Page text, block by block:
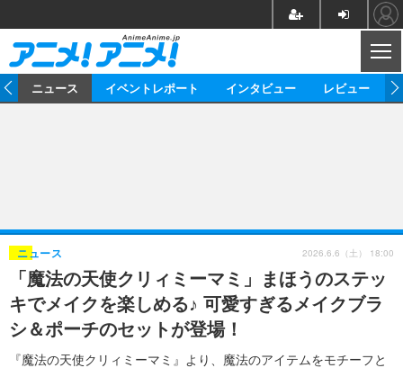
ゲーム グッズ
イベント 海外
海外イベント ビジネス
俳優・タレント アーティスト
ビジネス
アニメ 実写
書評 イベント
ゲーム 座談会
動画
アニメ
アニメ！アニメ！TV ABEMA Cafe
連載・コラム
ニュース イベントレポート インタビュー レビュー
「魔法の天使クリィミーマミ」まほうのステッ
キでメイクを楽しめる♪ 可愛すぎるメイクブラ
シ＆ポーチのセットが登場！
『魔法の天使クリィミーマミ』より、魔法のアイテムをモチーフと
ニュース 2026.6.6（土） 18:00